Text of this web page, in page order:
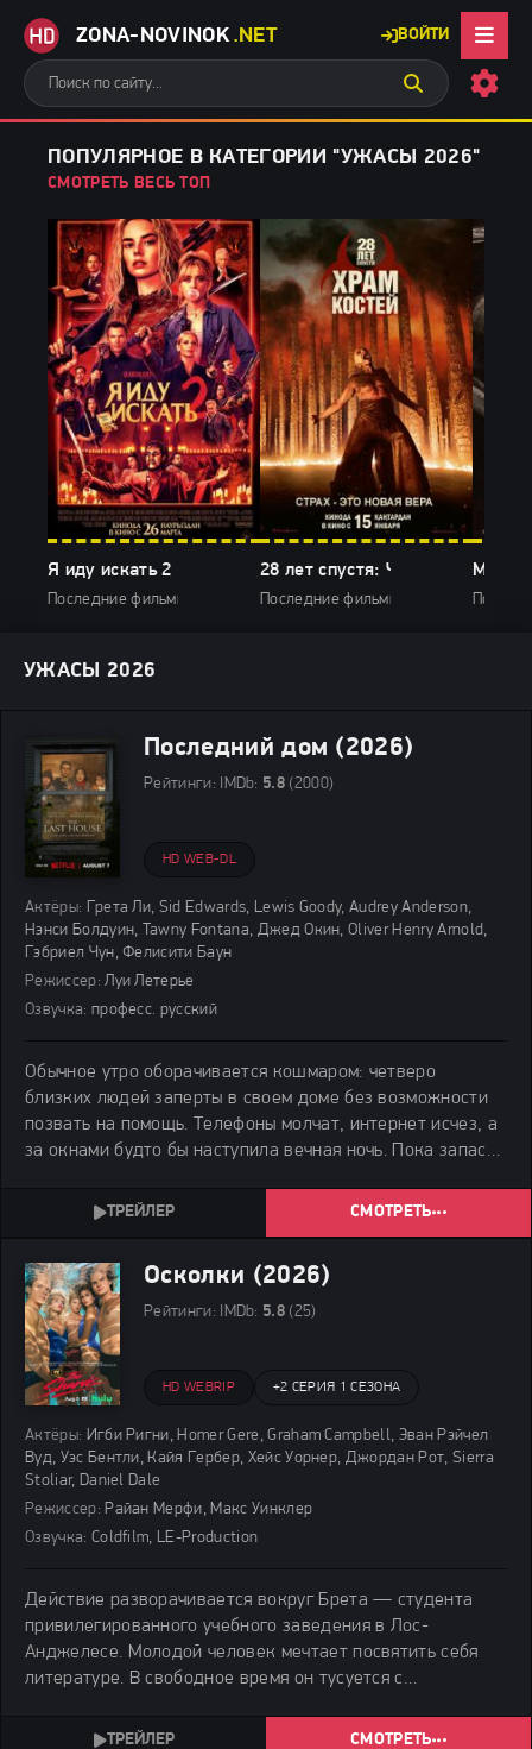
ZONA-NOVINOK .NET ВОЙТИ
ПОПУЛЯРНОЕ В КАТЕГОРИИ "УЖАСЫ 2026"
СМОТРЕТЬ ВЕСЬ ТОП
Я иду искать 2 (2026)
Последние фильмы / Фильмы 2026 / Комедии 2026 / Триллеры
28 лет спустя: Часть II. Храм
Последние фильмы / Фильмы 2026 /
Мумия
УЖАСЫ 2026
Последний дом (2026)
Рейтинги: IMDb: 5.8 (2000)
HD WEB-DL
Актёры: Грета Ли, Sid Edwards, Lewis Goody, Audrey Anderson,
Нэнси Болдуин, Tawny Fontana, Джед Окин, Oliver Henry Arnold,
Гэбриел Чун, Фелисити Баун
Режиссер: Луи Летерье
Озвучка: професс. русский
Обычное утро оборачивается кошмаром: четверо
близких людей заперты в своем доме без возможности
позвать на помощь. Телефоны молчат, интернет исчез, а
за окнами будто бы наступила вечная ночь. Пока запасы
ведь кто-то явно знает, как выбраться, ноСМОТРЕТЬ
Осколки (2026)
Рейтинги: IMDb: 5.8 (25)
HD WEBRIP +2 СЕРИЯ 1 СЕЗОНА
Актёры: Игби Ригни, Homer Gere, Graham Campbell, Эван Рэйчел
Вуд, Уэс Бентли, Кайя Гербер, Хейс Уорнер, Джордан Рот, Sierra
Stoliar, Daniel Dale
Режиссер: Райан Мерфи, Макс Уинклер
Озвучка: Coldfilm, LE-Production
Действие разворачивается вокруг Брета — студента
привилегированного учебного заведения в Лос-
Анджелесе. Молодой человек мечтает посвятить себя
литературе. В свободное время он тусуется с
вечеринки, обсуждают амбициозные проекты и готовятся
СМОТРЕТЬ